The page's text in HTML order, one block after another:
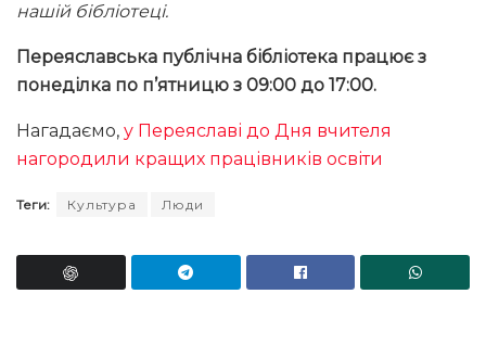
нашій бібліотеці.
Переяславська публічна бібліотека працює з
понеділка по п’ятницю з 09:00 до 17:00.
Нагадаємо, у Переяславі до Дня вчителя
нагородили кращих працівників освіти
Теги: Культура Люди